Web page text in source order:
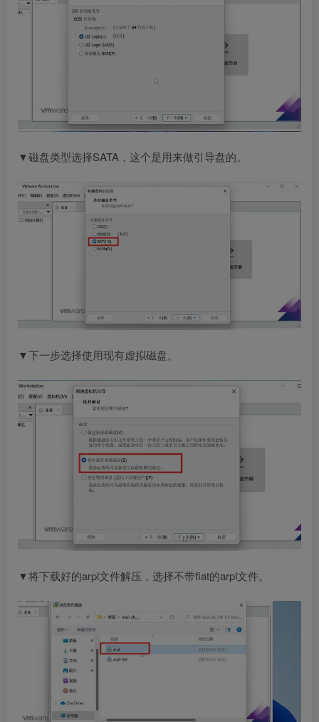
▼磁盘类型选择SATA，这个是用来做引导盘的。
▼下一步选择使用现有虚拟磁盘。
▼将下载好的arpl文件解压，选择不带flat的arpl文件。